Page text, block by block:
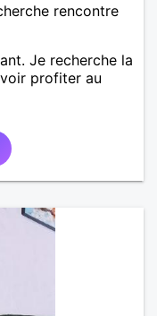
rencontre
Je recherche la
profiter au